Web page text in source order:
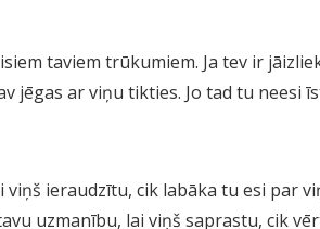
taviem trūkumiem. Ja tev ir
jēgas ar viņu tikties. Jo tad tu neesi
ieraudzītu, cik labāka tu esi par
uzmanību, lai viņš saprastu, cik